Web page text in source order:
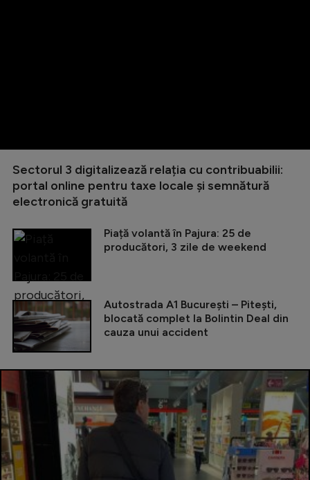
Sectorul 3 digitalizează relația cu contribuabilii:
portal online pentru taxe locale și semnătură
electronică gratuită
Piață volantă în Pajura: 25 de
producători, 3 zile de weekend
Autostrada A1 București – Pitești,
blocată complet la Bolintin Deal din
cauza unui accident